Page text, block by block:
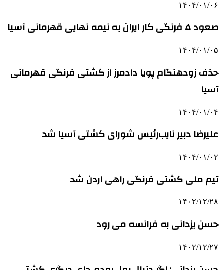
۱۴۰۴/۰۱/۰۶
صعود ۵ فرنگی کار ایران به نیمه نهایی قهرمانی آسیا
۱۴۰۴/۰۱/۰۵
حذف زودهنگام پویا دادمرز از کشتی فرنگی قهرمانی
آسیا
۱۴۰۴/۰۱/۰۴
علیرضا دبیر نایب‌رئیس شورای کشتی آسیا شد
۱۴۰۴/۰۱/۰۲
تیم ملی کشتی فرنگی راهی اردن شد
۱۴۰۲/۱۲/۲۸
حسن یزدانی به فرانسه می رود
۱۴۰۲/۱۲/۲۷